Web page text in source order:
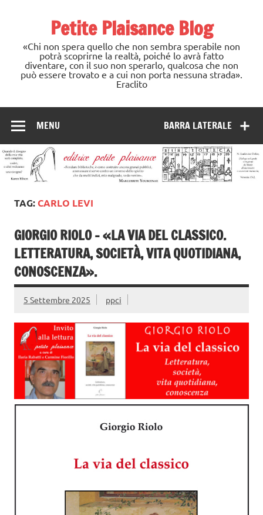
Petite Plaisance Blog
«Chi non spera quello che non sembra sperabile non
potrà scoprirne la realtà, poiché lo avrà fatto
diventare, con il suo non sperarlo, qualcosa che non
può essere trovato e a cui non porta nessuna strada».
Eraclito
BARRA LATERALE
MENU
TAG:CARLO LEVI
GIORGIO RIOLO – «LA VIA DEL CLASSICO.
LETTERATURA, SOCIETÀ, VITA QUOTIDIANA,
CONOSCENZA».
5 Settembre 2025 ppci